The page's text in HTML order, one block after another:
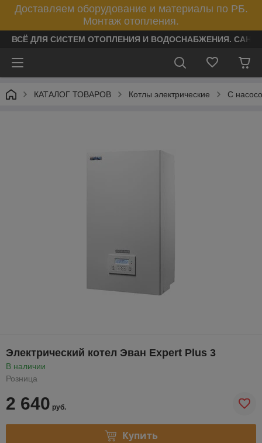
Доставляем оборудование и материалы по РБ.
Монтаж отопления.
ВСЁ ДЛЯ СИСТЕМ ОТОПЛЕНИЯ И ВОДОСНАБЖЕНИЯ.
КАТАЛОГ ТОВАРОВ Котлы электрические C
Электрический котел Эван Expert Plus 3
В наличии
Розница
2 640 руб.
Купить